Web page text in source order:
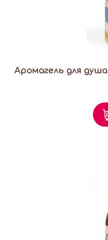
Аромагель для